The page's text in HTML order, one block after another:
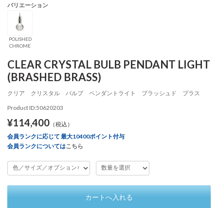
バリエーション
POLISHED
CHROME
CLEAR CRYSTAL BULB PENDANT LIGHT
(BRASHED BRASS)
クリア クリスタル バルブ ペンダントライト ブラッシュド ブラス
Product ID:50620203
¥114,400 （税込）
会員ランクに応じて 最大10400ポイント付与
会員ランクについてはこちら
カートへ入れる